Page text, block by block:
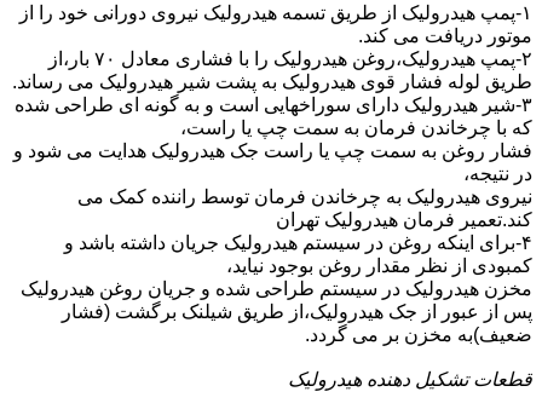
۱-پمپ هیدرولیک از طریق تسمه هیدرولیک نیروی دورانی خود را از
موتور دریافت می کند.
۲-پمپ هیدرولیک،روغن هیدرولیک را با فشاری معادل ۷۰ بار،از
طریق لوله فشار قوی هیدرولیک به پشت شیر هیدرولیک می رساند.
۳-شیر هیدرولیک دارای سوراخهایی است و به گونه ای طراحی شده
که با چرخاندن فرمان به سمت چپ یا راست،
فشار روغن به سمت چپ یا راست جک هیدرولیک هدایت می شود و
در نتیجه،
نیروی هیدرولیک به چرخاندن فرمان توسط راننده کمک می
کند.تعمیر فرمان هیدرولیک تهران
۴-برای اینکه روغن در سیستم هیدرولیک جریان داشته باشد و
کمبودی از نظر مقدار روغن بوجود نیاید،
مخزن هیدرولیک در سیستم طراحی شده و جریان روغن هیدرولیک
پس از عبور از جک هیدرولیک،از طریق شیلنک برگشت (فشار
ضعیف)به مخزن بر می گردد.
قطعات تشکیل دهنده هیدرولیک